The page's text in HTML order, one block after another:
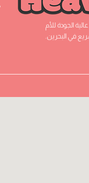
الجودة للأم
في البحرين.